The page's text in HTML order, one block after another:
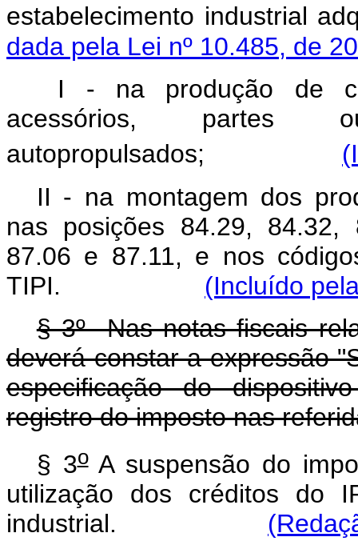
estabelecimento industrial
dada pela Lei nº 10.485, de
I - na produção de
acessórios, partes
autopropulsados;
II - na montagem dos
nas posições 84.29,
87.06 e 87.11, e nos
TIPI. (Incluído
§ 3º Nas notas fiscais
deverá constar a expressão
especificação do
registro do imposto nas
§ 3oA suspensão do
utilização dos créditos do
industrial.